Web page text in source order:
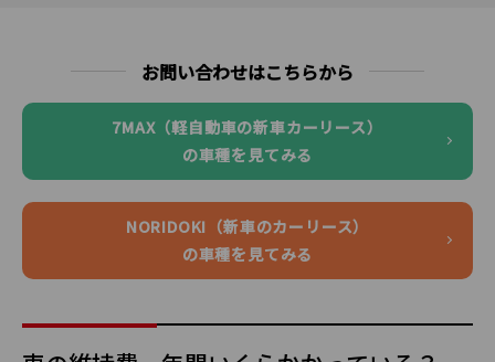
お問い合わせはこちらから
7MAX（軽自動車の新車カーリース）
の車種を見てみる
NORIDOKI（新車のカーリース）
の車種を見てみる